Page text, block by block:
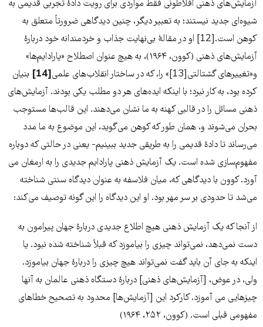
آزمایش‌‌‌های ذهنی افلاطونی فقط مواردی برای رویت دادۀ تجربی قدیمی به
شیوه‌ای جدید نیستند؛ به تعبیر دیگر، چنین دیدگاهی ضرورتاً متعلق به
کوهن است.[12] او در مقالۀ بی‌‌‌نهایت جذاب و خرد‌‌‌مندانه خود دربارۀ
آزمایش‌‌‌های ذهنی (کوون، ۱۹۶۴)، به هیچ عنوان اصطلاح «پارادایم‌‌‌ها»
و«تغییر‌‌‌های گشتالتی[13]» را، که در ساختار انقلاب‌‌‌های علمی
[14]
بنیان
کرده بود، به کار نبرد؛ با اینکه ایده‌‌‌های هر دو مطلب یکی بودند. آزمایش‌‌‌های
ذهنی مسائل را در قالبی کهنه به ما نشان می‌‌‌دهند. این قالب‌ها مستوجب
بحران می‌‌‌شوند و، همان طور که کوهن می‌‌‌گوید، این موضوع به ما مدد
می‌‌‌رساند تا دادۀ قدیمی را به طریقی جدید ببینیم- یعنی در حالتی که دوباره
مفهوم‌‌‌سازی شده است. یک آزمایش ذهنی پارادایم جدیدی را به ارمغان می
آورد. کوون با دیدگاهی که، میان فلاسفه به عنوان دیدگاه سنتی شناخته
می‌‌‌شد تا حدودی بر سر مهر بود. او این دیدگاه را این گونه توصیف می‌‌‌کند:
از آنجا که یک آزمایش ذهنی هیچ اطلاع جدیدی دربارۀ جهان پیرامون به
دست نمی‌‌‌دهد، نمی‌‌‌تواند چیزی را بیاموزد که قبلاً شناخته شده نبود. یا
اینکه به جای آن باید گفت نمی‌‌‌تواند هیچ چیزی را دربارۀ جهان بیاموزد.
ولی، در عوض، [آزمایش‌‌‌های ذهنی] دربارۀ دستگاه ذهنی عالمان به آنها
چیزهایی می آموزد. کارکرد این [آزمایش‌‌‌ها] محدود به تصحیح خطاهای
مفهومی قبلی است. (کوون، ۲۵۲، ۱۹۶۴)